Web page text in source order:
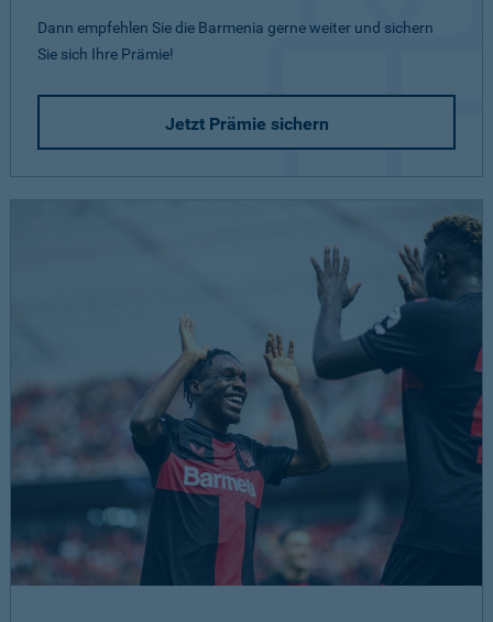
Dann empfehlen Sie die Barmenia gerne weiter und sichern
Sie sich Ihre Prämie!
Jetzt Prämie sichern